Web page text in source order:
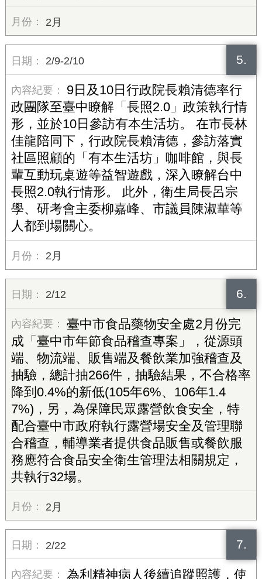
2月
5.
2/9-2/10
9日及10日行政院長賴清德率行
政團隊至臺中瞭解「長照2.0」政策執行情
形，並於10日參訪有本生活坊。 在市長林
佳龍陪同下，行政院長賴清德，參訪落實
社區照顧的「有本生活坊」咖啡館，與長
輩互動玩桌遊等益智遊戲，深入瞭解台中
長照2.0執行情形。 此外，衛生局長呂宗
學、研考會主委柳嘉峰、市議員陳淑華等
人都到場關心。
2月
6.
2/12
臺中市食品藥物安全處2月份完
成「臺中市年節食品稽查專案」，從源頭
端、物流端、販售端及餐飲業加強稽查及
抽驗，總計抽266件，抽驗結果，不合格率
降到0.4%的新低(105年6%、106年1.4
7%)，另，為保障民眾露營飲食安全，特
配合臺中市政府執行露營場安全及管理聯
合稽查，輔導業者提供食品販售或餐飲服
務應符合食品安全衛生管理法相關規定，
共執行32場。
2月
7.
2/22
為利精神病人後續追蹤照護，使